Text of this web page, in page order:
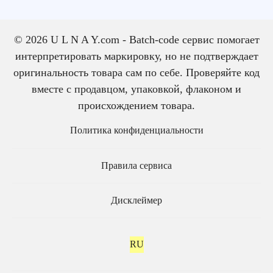
© 2026 U L N A Y.com - Batch-code сервис помогает
интерпретировать маркировку, но не подтверждает
оригинальность товара сам по себе. Проверяйте код
вместе с продавцом, упаковкой, флаконом и
происхождением товара.
Политика конфиденциальности
Правила сервиса
Дисклеймер
RU